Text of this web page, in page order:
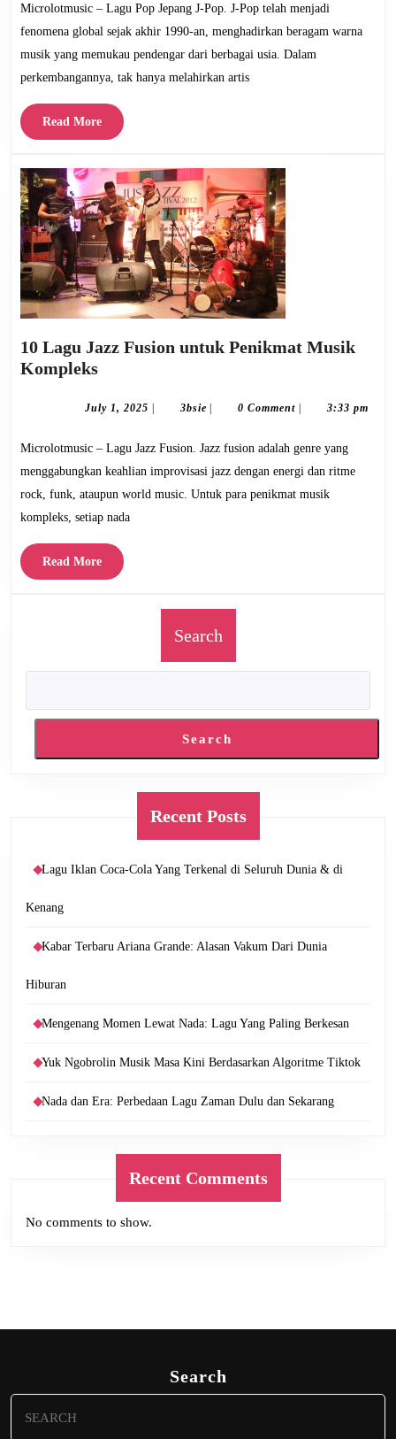
J-
Pop
Paling
Microlotmusic – Lagu Pop Jepang J-Pop. J-Pop telah menjadi
fenomena global sejak akhir 1990-an, menghadirkan beragam warna
musik yang memukau pendengar dari berbagai usia. Dalam
perkembangannya, tak hanya melahirkan artis
Read MoreRead
More
10 Lagu Jazz Fusion untuk Penikmat Musik
Kompleks10
Jazz
untuk
Penikmat
Musik
Kompleks
July 1, 2025 July
3bsie 3bsie 0 Comment 3:33 pm
Microlotmusic – Lagu Jazz Fusion. Jazz fusion adalah genre yang
menggabungkan keahlian improvisasi jazz dengan energi dan ritme
rock, funk, ataupun world music. Untuk para penikmat musik
kompleks, setiap nada
Read MoreRead
More
Search
Search
Recent Posts
Lagu Iklan Coca-Cola Yang Terkenal di Seluruh Dunia & di
Kenang
Kabar Terbaru Ariana Grande: Alasan Vakum Dari Dunia
Hiburan
Mengenang Momen Lewat Nada: Lagu Yang Paling Berkesan
Yuk Ngobrolin Musik Masa Kini Berdasarkan Algoritme Tiktok
Nada dan Era: Perbedaan Lagu Zaman Dulu dan Sekarang
Recent Comments
No comments to show.
Search
for: